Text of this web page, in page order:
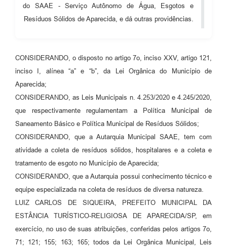
Arquivos para Download
Contas Públicas
Telefones Úteis
Agenda
Notícias
FAQ
do SAAE - Serviço Autônomo de Água, Esgotos e
Resíduos Sólidos de Aparecida, e dá outras providências.
CONSIDERANDO, o disposto no artigo 7o, inciso XXV, artigo 121,
inciso I, alínea “a” e “b”, da Lei Orgânica do Município de
Aparecida;
CONSIDERANDO, as Leis Municipais n. 4.253/2020 e 4.245/2020,
que respectivamente regulamentam a Política Municipal de
Saneamento Básico e Política Municipal de Resíduos Sólidos;
CONSIDERANDO, que a Autarquia Municipal SAAE, tem com
atividade a coleta de resíduos sólidos, hospitalares e a coleta e
tratamento de esgoto no Município de Aparecida;
CONSIDERANDO, que a Autarquia possui conhecimento técnico e
equipe especializada na coleta de resíduos de diversa natureza.
LUIZ CARLOS DE SIQUEIRA, PREFEITO MUNICIPAL DA
ESTÂNCIA TURÍSTICO-RELIGIOSA DE APARECIDA/SP, em
exercício, no uso de suas atribuições, conferidas pelos artigos 7o,
71; 121; 155; 163; 165; todos da Lei Orgânica Municipal, Leis